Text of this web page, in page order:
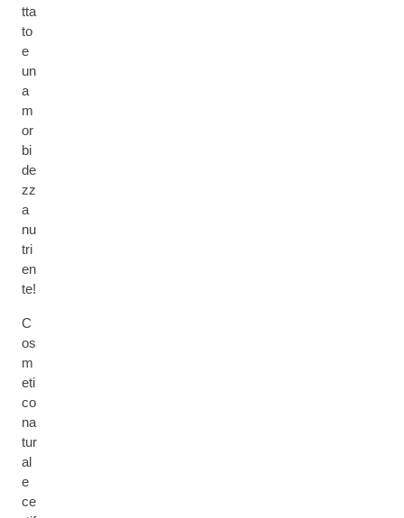
tta
to
e
un
a
m
or
bi
de
zz
a
nu
tri
en
te!
C
os
m
eti
co
na
tur
al
e
ce